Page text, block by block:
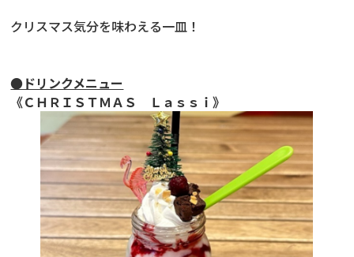
クリスマス気分を味わえる一皿！
●ドリンクメニュー
《ＣＨＲＩＳＴＭＡＳ Ｌａｓｓｉ》